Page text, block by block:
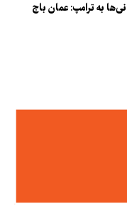
به ترامپ: عمان باج